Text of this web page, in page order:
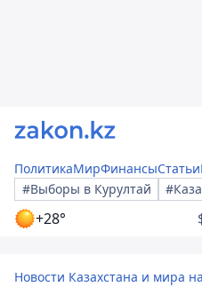
ПолитикаМирФинансыСтатьи
#Выборы в Курултай
+28°
Новости Казахстана и мира